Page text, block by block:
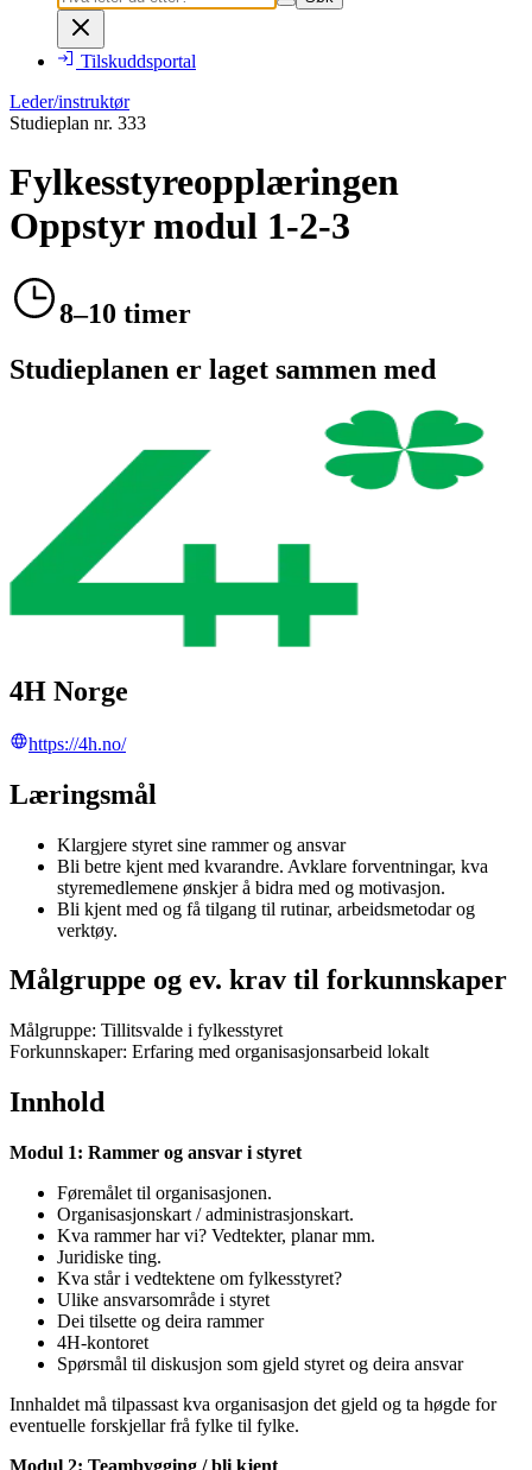
Tilskuddsportal
Leder/instruktør
Studieplan nr. 333
Fylkesstyreopplæringen
Oppstyr modul 1-2-3
8–10 timer
Studieplanen er laget sammen med
4H Norge
https://4h.no/
Læringsmål
Klargjere styret sine rammer og ansvar
Bli betre kjent med kvarandre. Avklare forventningar, kva
styremedlemene ønskjer å bidra med og motivasjon.
Bli kjent med og få tilgang til rutinar, arbeidsmetodar og
verktøy.
Målgruppe og ev. krav til forkunnskaper
Målgruppe: Tillitsvalde i fylkesstyret
Forkunnskaper: Erfaring med organisasjonsarbeid lokalt
Innhold
Modul 1: Rammer og ansvar i styret
Føremålet til organisasjonen.
Organisasjonskart / administrasjonskart.
Kva rammer har vi? Vedtekter, planar mm.
Juridiske ting.
Kva står i vedtektene om fylkesstyret?
Ulike ansvarsområde i styret
Dei tilsette og deira rammer
4H-kontoret
Spørsmål til diskusjon som gjeld styret og deira ansvar
Innhaldet må tilpassast kva organisasjon det gjeld og ta høgde for
eventuelle forskjellar frå fylke til fylke.